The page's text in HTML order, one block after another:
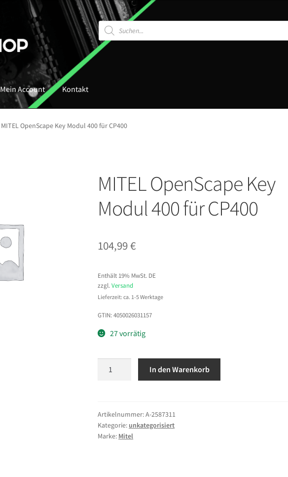
Products
search
Mein Account Kontakt
MITEL OpenScape Key Modul 400 für CP400
MITEL OpenScape Key
Modul 400 für CP400
104,99€
Enthält 19% MwSt. DE
zzgl.Versand
Lieferzeit: ca. 1-5 Werktage
GTIN: 4050026031157
27 vorrätig
400
für
CP400
In den Warenkorb
Artikelnummer:A-2587311
Kategorie: unkategorisiert
Marke: Mitel